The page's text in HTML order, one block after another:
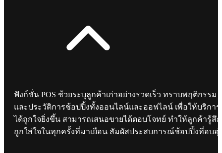
ฟังก์ชั่น POS ช้วยระบุลูกค้าเก่าอย่างรวดเร็ว ทราบพฤติกรรม
และประวัติการช้อปปิ้งทั้งออนไลน์และออฟไลน์ เพื่อให้บริการ
ได้ถูกใจยิ่งขึ้น สามารถเสนอขายได้ตอบโจทย์ ทำให้ลูกค้ารู้สึก
ถูกใส่ใจในทุกครั้งที่มาเยือน สัมผัสประสบการณ์ช้อปปิ้งที่อบอุ่